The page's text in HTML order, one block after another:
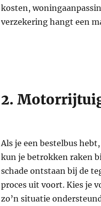
kosten,
verzekering hangt een
2.
Als je een bestelbus
kun je betrokken raken
schade ontstaan bij de
proces uit voort. Kies je
zo’n situatie